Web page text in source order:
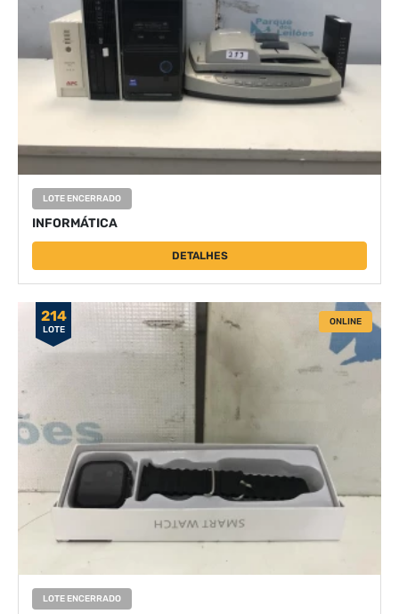
LOTE ENCERRADO
INFORMÁTICA
DETALHES
214
LOTE
ONLINE
LOTE ENCERRADO